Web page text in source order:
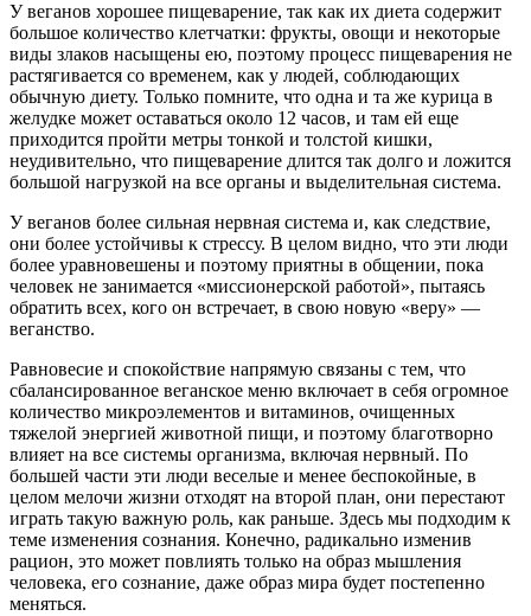
У веганов хорошее пищеварение, так как их диета содержит
большое количество клетчатки: фрукты, овощи и некоторые
виды злаков насыщены ею, поэтому процесс пищеварения не
растягивается со временем, как у людей, соблюдающих
обычную диету. Только помните, что одна и та же курица в
желудке может оставаться около 12 часов, и там ей еще
приходится пройти метры тонкой и толстой кишки,
неудивительно, что пищеварение длится так долго и ложится
большой нагрузкой на все органы и выделительная система.
У веганов более сильная нервная система и, как следствие,
они более устойчивы к стрессу. В целом видно, что эти люди
более уравновешены и поэтому приятны в общении, пока
человек не занимается «миссионерской работой», пытаясь
обратить всех, кого он встречает, в свою новую «веру» —
веганство.
Равновесие и спокойствие напрямую связаны с тем, что
сбалансированное веганское меню включает в себя огромное
количество микроэлементов и витаминов, очищенных
тяжелой энергией животной пищи, и поэтому благотворно
влияет на все системы организма, включая нервный. По
большей части эти люди веселые и менее беспокойные, в
целом мелочи жизни отходят на второй план, они перестают
играть такую ​​важную роль, как раньше. Здесь мы подходим к
теме изменения сознания. Конечно, радикально изменив
рацион, это может повлиять только на образ мышления
человека, его сознание, даже образ мира будет постепенно
меняться.